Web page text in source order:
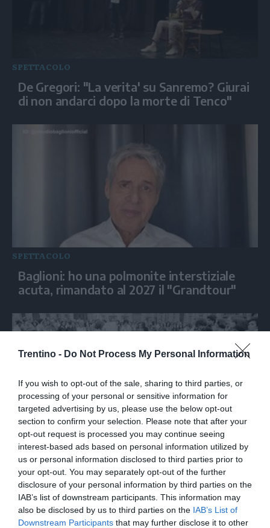
Trentino - Do Not Process My Personal Information
If you wish to opt-out of the sale, sharing to third parties, or
processing of your personal or sensitive information for
targeted advertising by us, please use the below opt-out
section to confirm your selection. Please note that after your
opt-out request is processed you may continue seeing
interest-based ads based on personal information utilized by
us or personal information disclosed to third parties prior to
your opt-out. You may separately opt-out of the further
disclosure of your personal information by third parties on the
IAB’s list of downstream participants. This information may
also be disclosed by us to third parties on the IAB’s List of
Downstream Participants that may further disclose it to other
SPETTACOLO
De Gregori: "La verita' su Sanremo? Giurai
di non andarci dopo la morte di Tenco"
SPETTACOLO
Baglioni: ho una polmonite interstiziale
acuta, rimandato al 2027 il "Grandtour"
SPETTACOLO
Senza gerarchie, la rivoluzione delle donne
in circolo